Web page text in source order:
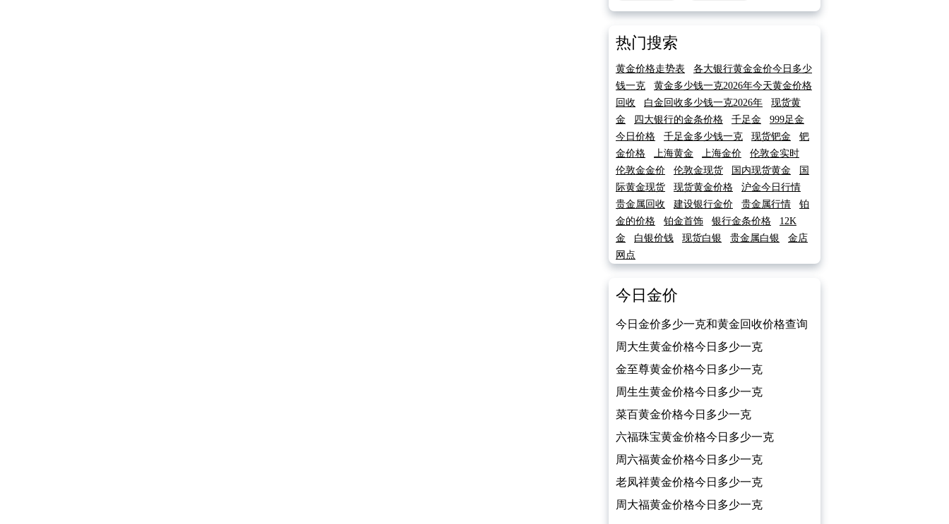
热门搜索
黄金价格走势表
各大银行黄金金价今日多少
钱一克
黄金多少钱一克2026年今天黄金价格
回收
白金回收多少钱一克2026年
现货黄
金
四大银行的金条价格 千足金
999足金
今日价格
千足金多少钱一克 现货钯金
钯
金价格
上海黄金 上海金价
伦敦金实时
伦敦金金价
伦敦金现货 国内现货黄金
国
际黄金现货
现货黄金价格
沪金今日行情
贵金属回收
建设银行金价 贵金属行情
铂
金的价格
铂金首饰 银行金条价格
12K
金
白银价钱 现货白银 贵金属白银
金店
网点
今日金价
今日金价多少一克和黄金回收价格查询
（2026/04/29）
周大生黄金价格今日多少一克
（2026/04/29）
金至尊黄金价格今日多少一克
（2026/04/29）
周生生黄金价格今日多少一克
（2026/04/29）
菜百黄金价格今日多少一克
（2026/04/29）
六福珠宝黄金价格今日多少一克
（2026/04/29）
周六福黄金价格今日多少一克
（2026/04/29）
老凤祥黄金价格今日多少一克
（2026/04/29）
周大福黄金价格今日多少一克